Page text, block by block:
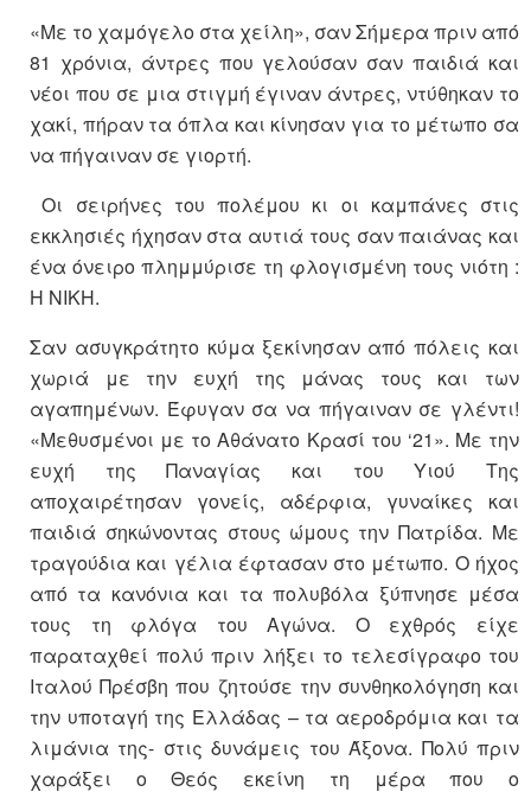
«Με το χαμόγελο στα χείλη», σαν Σήμερα πριν από
81 χρόνια, άντρες που γελούσαν σαν παιδιά και
νέοι που σε μια στιγμή έγιναν άντρες, ντύθηκαν το
χακί, πήραν τα όπλα και κίνησαν για το μέτωπο σα
να πήγαιναν σε γιορτή.
Οι σειρήνες του πολέμου κι οι καμπάνες στις
εκκλησιές ήχησαν στα αυτιά τους σαν παιάνας και
ένα όνειρο πλημμύρισε τη φλογισμένη τους νιότη :
Η ΝΙΚΗ.
Σαν ασυγκράτητο κύμα ξεκίνησαν από πόλεις και
χωριά με την ευχή της μάνας τους και των
αγαπημένων. Έφυγαν σα να πήγαιναν σε γλέντι!
«Μεθυσμένοι με το Αθάνατο Κρασί του ‘21». Με την
ευχή της Παναγίας και του Υιού Της
αποχαιρέτησαν γονείς, αδέρφια, γυναίκες και
παιδιά σηκώνοντας στους ώμους την Πατρίδα. Με
τραγούδια και γέλια έφτασαν στο μέτωπο. Ο ήχος
από τα κανόνια και τα πολυβόλα ξύπνησε μέσα
τους τη φλόγα του Αγώνα. Ο εχθρός είχε
παραταχθεί πολύ πριν λήξει το τελεσίγραφο του
Ιταλού Πρέσβη που ζητούσε την συνθηκολόγηση και
την υποταγή της Ελλάδας – τα αεροδρόμια και τα
λιμάνια της- στις δυνάμεις του Άξονα. Πολύ πριν
χαράξει ο Θεός εκείνη τη μέρα που ο